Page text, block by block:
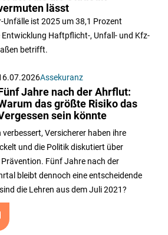
lässt
Unfälle ist 2025 um 38,1 Prozent
Entwicklung Haftpflicht-, Unfall- und Kfz-
betrifft.
Assekuranz
Fünf Jahre nach der Ahrflut:
das größte Risiko das
sein könnte
Versicherer haben ihre
und die Politik diskutiert über
Fünf Jahre nach der
bleibt dennoch eine entscheidende
die Lehren aus dem Juli 2021?